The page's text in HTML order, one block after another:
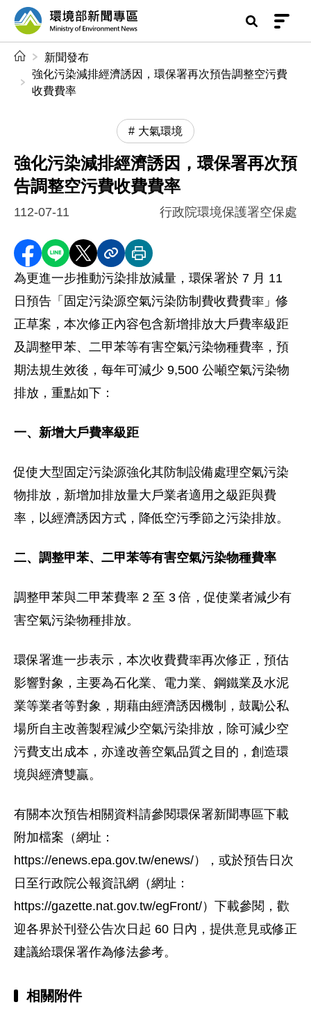
前往中央內容區塊
環境部新聞專區
新聞發布
強化污染減排經濟誘因，環保署再次預告調整空污費
收費費率
大氣環境
強化污染減排經濟誘因，環保署再次預
告調整空污費收費費率
112-07-11 行政院環境保護署空保處
分享至 Facebook
分享到 LINE
分享到 X分享內容連結
列印本頁
為更進一步推動污染排放減量，環保署於 7 月 11
日預告「固定污染源空氣污染防制費收費費率」修
正草案，本次修正內容包含新增排放大戶費率級距
及調整甲苯、二甲苯等有害空氣污染物種費率，預
期法規生效後，每年可減少 9,500 公噸空氣污染物
排放，重點如下：
一、新增大戶費率級距
促使大型固定污染源強化其防制設備處理空氣污染
物排放，新增加排放量大戶業者適用之級距與費
率，以經濟誘因方式，降低空污季節之污染排放。
二、調整甲苯、二甲苯等有害空氣污染物種費率
調整甲苯與二甲苯費率 2 至 3 倍，促使業者減少有
害空氣污染物種排放。
環保署進一步表示，本次收費費率再次修正，預估
影響對象，主要為石化業、電力業、鋼鐵業及水泥
業等業者等對象，期藉由經濟誘因機制，鼓勵公私
場所自主改善製程減少空氣污染排放，除可減少空
污費支出成本，亦達改善空氣品質之目的，創造環
境與經濟雙贏。
有關本次預告相關資料請參閱環保署新聞專區下載
附加檔案（網址：
https://enews.epa.gov.tw/enews/），或於預告日次
日至行政院公報資訊網（網址：
https://gazette.nat.gov.tw/egFront/）下載參閱，歡
迎各界於刊登公告次日起 60 日內，提供意見或修正
建議給環保署作為修法參考。
相關附件